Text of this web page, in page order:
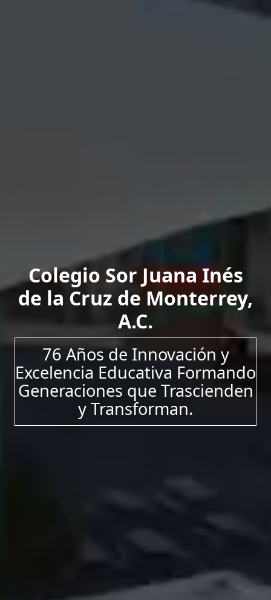
Colegio Sor Juana Inés
de la Cruz de Monterrey,
A.C.
76 Años de Innovación y
Excelencia Educativa Formando
Generaciones que Trascienden
y Transforman.